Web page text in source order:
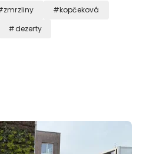
zmrzliny
kopčeková
dezerty